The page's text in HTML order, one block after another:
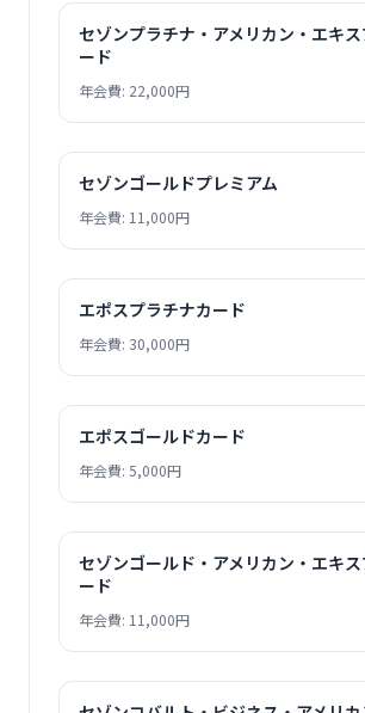
セゾンプラチナ・アメリカン・エキ
ード
年会費: 22,000円
セゾンゴールドプレミアム
年会費: 11,000円
エポスプラチナカード
年会費: 30,000円
エポスゴールドカード
年会費: 5,000円
セゾンゴールド・アメリカン・エキ
ード
年会費: 11,000円